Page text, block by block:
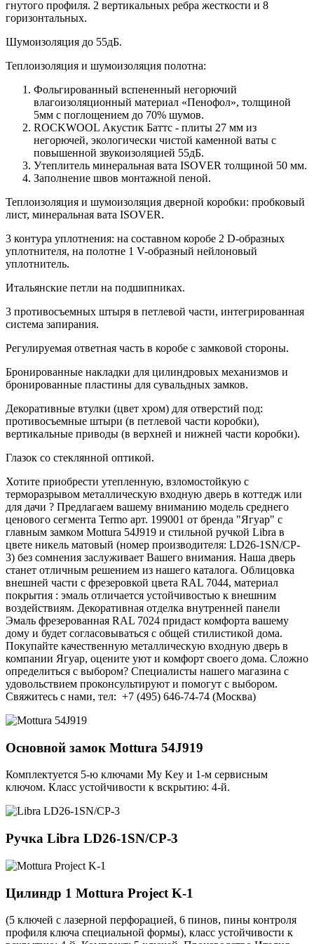
гнутого профиля. 2 вертикальных ребра жесткости и 8
горизонтальных.
Шумоизоляция до 55дБ.
Теплоизоляция и шумоизоляция полотна:
Фольгированный вспененный негорючий
влагоизоляционный материал «Пенофол», толщиной
5мм с поглощением до 70% шумов.
ROCKWOOL Акустик Баттс - плиты 27 мм из
негорючей, экологически чистой каменной ваты с
повышенной звукоизоляцией 55дБ.
Утеплитель минеральная вата ISOVER толщиной 50 мм.
Заполнение швов монтажной пеной.
Теплоизоляция и шумоизоляция дверной коробки: пробковый
лист, минеральная вата ISOVER.
3 контура уплотнения: на составном коробе 2 D-образных
уплотнителя, на полотне 1 V-образный нейлоновый
уплотнитель.
Итальянские петли на подшипниках.
3 противосъемных штыря в петлевой части, интегрированная
система запирания.
Регулируемая ответная часть в коробе с замковой стороны.
Бронированные накладки для цилиндровых механизмов и
бронированные пластины для сувальдных замков.
Декоративные втулки (цвет хром) для отверстий под:
противосъемные штыри (в петлевой части коробки),
вертикальные приводы (в верхней и нижней части коробки).
Глазок со стеклянной оптикой.
Хотите приобрести утепленную, взломостойкую с
терморазрывом металлическую входную дверь в коттедж или
для дачи ? Предлагаем вашему вниманию модель среднего
ценового сегмента Termo арт. 199001 от бренда "Ягуар" с
главным замком Mottura 54J919 и стильной ручкой Libra в
цвете никель матовый (номер производителя: LD26-1SN/CP-
3) без сомнения заслуживает Вашего внимания. Наша дверь
станет отличным решением из нашего каталога. Облицовка
внешней части с фрезеровкой цвета RAL 7044, материал
покрытия : эмаль отличается устойчивостью к внешним
воздействиям. Декоративная отделка внутренней панели
Эмаль фрезерованная RAL 7024 придаст комфорта вашему
дому и будет согласовываться с общей стилистикой дома.
Покупайте качественную металлическую входную дверь в
компании Ягуар, оцените уют и комфорт своего дома. Сложно
определиться с выбором? Специалисты нашего магазина с
удовольствием проконсультируют и помогут с выбором.
Свяжитесь с нами, тел: +7 (495) 646-74-74 (Москва)
Основной замок Mottura 54J919
Комплектуется 5-ю ключами My Key и 1-м сервисным
ключом. Класс устойчивости к вскрытию: 4-й.
Ручка Libra LD26-1SN/CP-3
Цилиндр 1 Mottura Project K-1
(5 ключей с лазерной перфорацией, 6 пинов, пины контроля
профиля ключа специальной формы), класс устойчивости к